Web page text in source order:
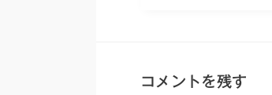
コメントを残す